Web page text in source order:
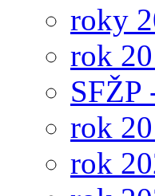
roky
rok
rok
rok